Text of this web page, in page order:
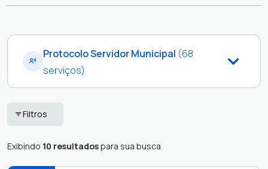
Protocolo Servidor Municipal (68
serviços)
Filtros
Exibindo 10 resultadospara sua busca